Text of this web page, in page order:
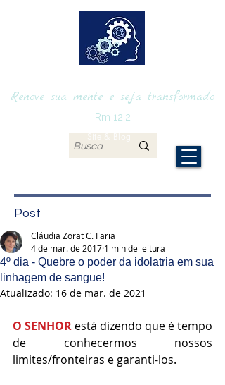
Renove sua mente e seja transformado
Site & Blog
Rm 12.2
Post
4º dia - Quebre o poder da idolatria em sua
linhagem de sangue!
Cláudia Zorat C. Faria
4 de mar. de 2017 1 min de leitura
Atualizado: 16 de mar. de 2021
O SENHOR está dizendo que é tempo
de conhecermos nossos
limites/fronteiras e garanti-los.